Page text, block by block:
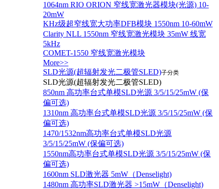
1064nm RIO ORION 窄线宽激光器模块(光源) 10-
20mW
KHz级超窄线宽大功率DFB模块 1550nm 10-60mW
Clarity NLL 1550nm 窄线宽激光模块 35mW 线宽
5kHz
COMET-1550 窄线宽激光模块
More>>
SLD光源(超辐射发光二极管SLED)子分类
SLD光源(超辐射发光二极管SLED)
850nm 高功率台式单模SLD光源 3/5/15/25mW (保
偏可选)
1310nm 高功率台式单模SLD光源 3/5/15/25mW (保
偏可选)
1470/1532nm高功率台式单模SLD光源
3/5/15/25mW (保偏可选)
1550nm高功率台式单模SLD光源 3/5/15/25mW (保
偏可选)
1600nm SLD激光器 5mW（Denselight)
1480nm 高功率SLD激光器 >15mW（Denselight)